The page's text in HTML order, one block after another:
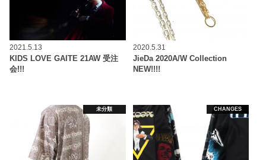
2021.5.13
KIDS LOVE GAITE 21AW 受注
会!!!
2020.5.31
JieDa 2020A/W Collection
NEW!!!!
未分類 CHANGES